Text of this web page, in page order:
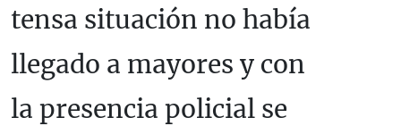
tensa situación no había
llegado a mayores y con
la presencia policial se